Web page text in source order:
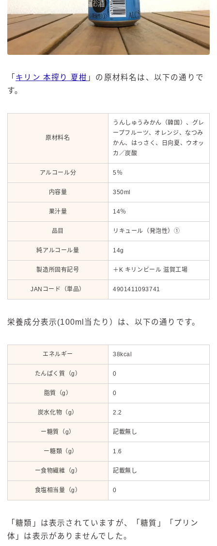
「 キリン 本搾り 夏柑 」の原材料名は、以下の通りで
す。
原材料名
うんしゅうみかん（韓国）、グレ
ープフルーツ、オレンジ、なつみ
かん、はっさく、日向夏、ウオッ
カ／炭酸
アルコール分 5％
内容量 350ml
果汁量 14％
品目 リキュール（発泡性）①
純アルコール量 14g
製造所固有記号 ＋K キリンビール 滋賀工場
JANコード（単品） 4901411093741
栄養成分表示(100ml当たり）は、以下の通りです。
エネルギー 38kcal
たんぱく質（g） 0
脂質（g） 0
炭水化物（g） 2.2
ー糖質（g） 記載無し
ー糖類（g） 1.6
ー食物繊維（g） 記載無し
食塩相当量（g） 0
「糖類」は表示されていますが、「糖質」「プリン
体」は表示がありませんでした。